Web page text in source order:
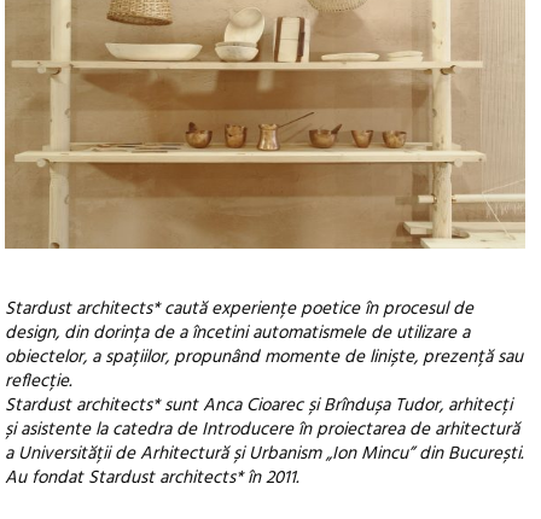
Stardust architects* caută experiențe poetice în procesul de
design, din dorința de a încetini automatismele de utilizare a
obiectelor, a spațiilor, propunând momente de liniște, prezență sau
reflecție.
Stardust architects* sunt Anca Cioarec și Brîndușa Tudor, arhitecți
și asistente la catedra de Introducere în proiectarea de arhitectură
a Universității de Arhitectură și Urbanism „Ion Mincu” din București.
Au fondat Stardust architects* în 2011.